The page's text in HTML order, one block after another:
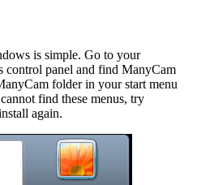
is simple. Go to your
control panel and find ManyCam
folder in your start menu
find these menus, try
again.